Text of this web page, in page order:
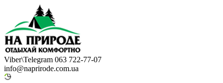
Viber\Telegram 063 722-77-07
info@naprirode.com.ua